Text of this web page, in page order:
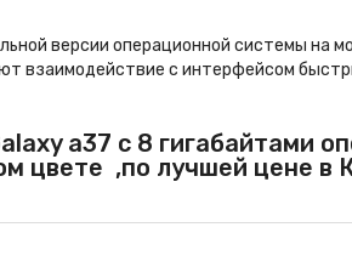
версии операционной системы на
взаимодействие с интерфейсом
a37 с 8 гигабайтами
цвете ,по лучшей цене в